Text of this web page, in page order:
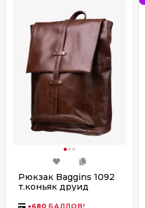
Рюкзак Baggins 1092
т.коньяк друид
+680 БАЛЛОВ!